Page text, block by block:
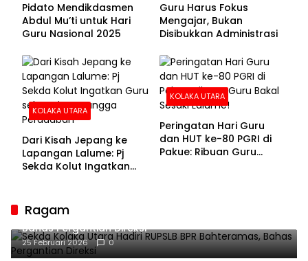
Pidato Mendikdasmen
Abdul Mu’ti untuk Hari
Guru Nasional 2025
Guru Harus Fokus
Mengajar, Bukan
Disibukkan Administrasi
KOLAKA UTARA
Dari Kisah Jepang ke
Lapangan Lalume: Pj
Sekda Kolut Ingatkan
KOLAKA UTARA
Peringatan Hari Guru
dan HUT ke-80 PGRI di
Pakue: Ribuan Guru
Ragam
Sekda Kolaka Utara Hadiri RUPSLB BPR Bahteramas,
Bahas Pergantian Direksi
25 Februari 2026 0